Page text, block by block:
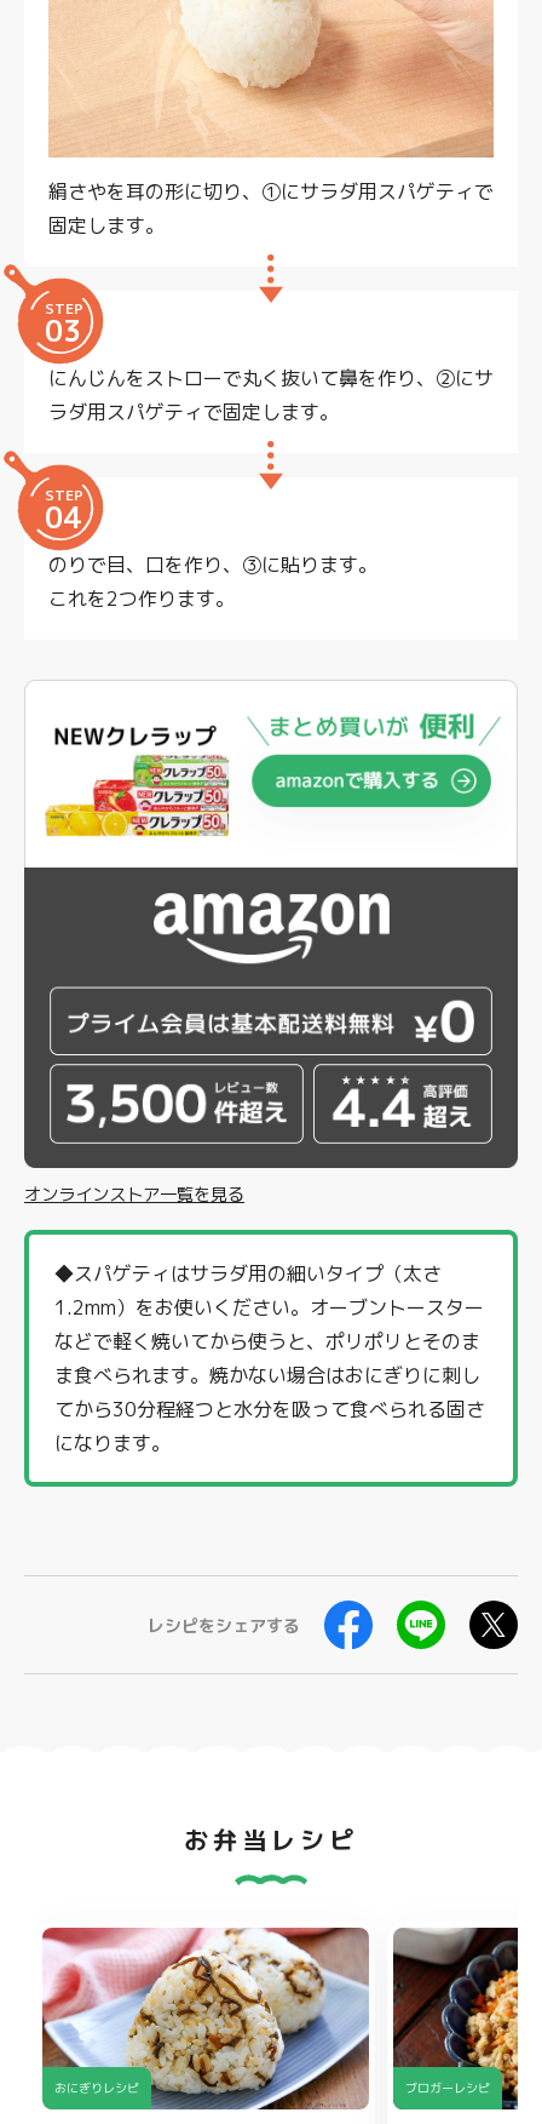
絹さやを耳の形に切り、①にサラダ用スパゲティで
固定します。
STEP
03
にんじんをストローで丸く抜いて鼻を作り、②にサ
ラダ用スパゲティで固定します。
STEP
04
のりで目、口を作り、③に貼ります。
これを2つ作ります。
オンラインストア一覧を見る
◆スパゲティはサラダ用の細いタイプ（太さ
1.2mm）をお使いください。オーブントースター
などで軽く焼いてから使うと、ポリポリとそのま
ま食べられます。焼かない場合はおにぎりに刺し
てから30分程経つと水分を吸って食べられる固さ
になります。
レシピをシェアする
お弁当レシピ
おにぎりレシピ ブロガーレシピ